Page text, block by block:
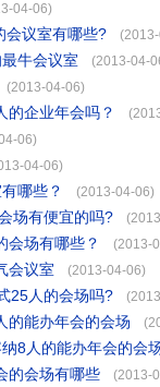
04-06)
会议室有哪些?
牛会议室 (2013-04-
(2013-04-06)
的企业年会吗？
06)
04-06)
哪些？ (2013-04-06)
场有便宜的吗?
会场有哪些？ (2013-
会议室 (2013-04-06)
25人的会场吗?
的能办年会的会场
8人的能办年会的会
的会场有哪些 (2013-